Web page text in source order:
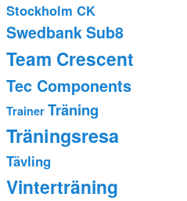
Stockholm CK
Swedbank Sub8
Team Crescent
Tec Components
Trainer Träning
Träningsresa
Tävling
Vinterträning